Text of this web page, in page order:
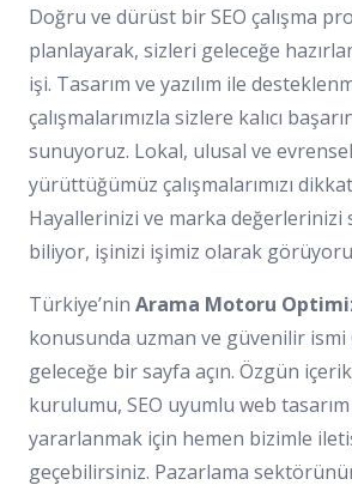
Doğru ve dürüst bir SEO çalışma
planlayarak, sizleri geleceğe
işi. Tasarım ve yazılım ile
çalışmalarımızla sizlere kalıcı
sunuyoruz. Lokal, ulusal ve
yürüttüğümüz çalışmalarımızı
Hayallerinizi ve marka değerlerinizi
biliyor, işinizi işimiz olarak
Türkiye’nin Arama Motoru
konusunda uzman ve güvenilir ismi
geleceğe bir sayfa açın. Özgün
kurulumu, SEO uyumlu web
yararlanmak için hemen bizimle
geçebilirsiniz. Pazarlama